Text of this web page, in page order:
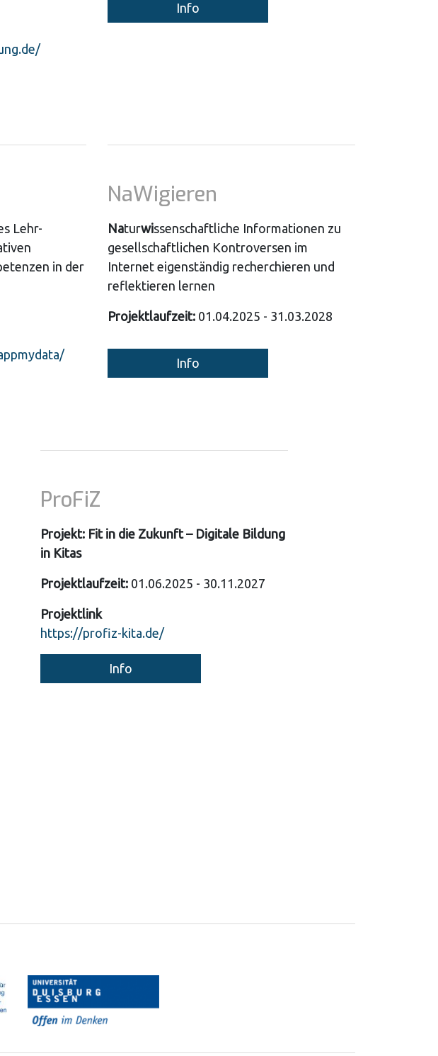
Info
Lehr-
in der
NaWigieren
Naturwissenschaftliche Informationen zu
gesellschaftlichen Kontroversen im
Internet eigenständig recherchieren und
reflektieren lernen
Projektlaufzeit: 01.04.2025 - 31.03.2028
Info
ProFiZ
Projekt: Fit in die Zukunft – Digitale Bildung
in Kitas
Projektlaufzeit:01.06.2025 - 30.11.2027
Projektlink
https://profiz-kita.de/
Info